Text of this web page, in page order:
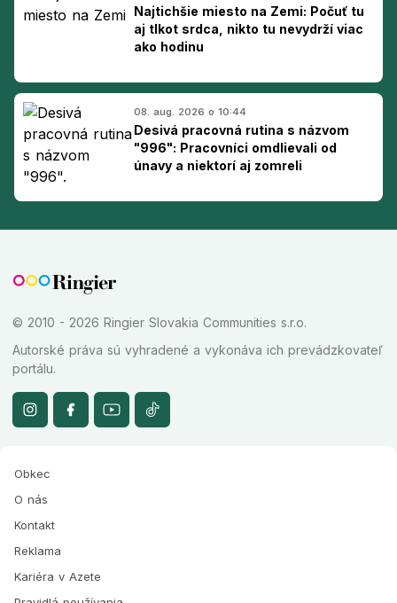
Najtichšie miesto na Zemi: Počuť tu
aj tlkot srdca, nikto tu nevydrží viac
ako hodinu
08. aug. 2026 o 10:44
Desivá pracovná rutina s názvom
"996": Pracovníci omdlievali od
únavy a niektorí aj zomreli
© 2010 - 2026 Ringier Slovakia Communities s.r.o.
Autorské práva sú vyhradené a vykonáva ich prevádzkovateľ
portálu.
Obkec
O nás
Kontakt
Reklama
Kariéra v Azete